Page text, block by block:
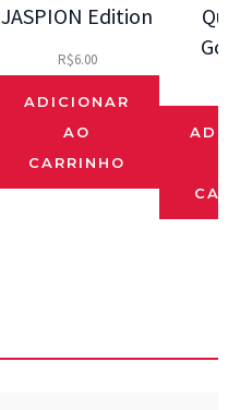
JASPION Edition
R$6.00
ADICIONAR
AO
CARRINHO